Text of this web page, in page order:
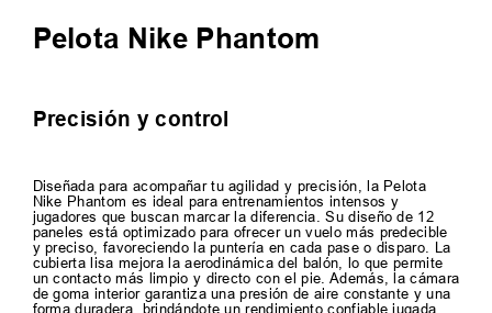
Pelota Nike Phantom
Precisión y control
Diseñada para acompañar tu agilidad y precisión, la Pelota
Nike Phantom es ideal para entrenamientos intensos y
jugadores que buscan marcar la diferencia. Su diseño de 12
paneles está optimizado para ofrecer un vuelo más predecible
y preciso, favoreciendo la puntería en cada pase o disparo. La
cubierta lisa mejora la aerodinámica del balón, lo que permite
un contacto más limpio y directo con el pie. Además, la cámara
de goma interior garantiza una presión de aire constante y una
forma duradera, brindándote un rendimiento confiable jugada